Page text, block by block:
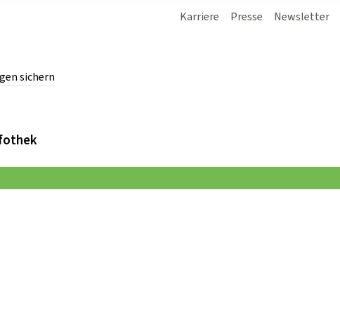
sichern
Karriere Presse Newsletter